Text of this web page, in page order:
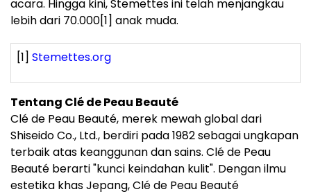
acara. Hingga kini, Stemettes ini telah menjangkau
lebih dari 70.000[1] anak muda.
[1] Stemettes.org
Tentang Clé de Peau Beauté
Clé de Peau Beauté, merek mewah global dari
Shiseido Co., Ltd., berdiri pada 1982 sebagai ungkapan
terbaik atas keanggunan dan sains. Clé de Peau
Beauté berarti "kunci keindahan kulit". Dengan ilmu
estetika khas Jepang, Clé de Peau Beauté